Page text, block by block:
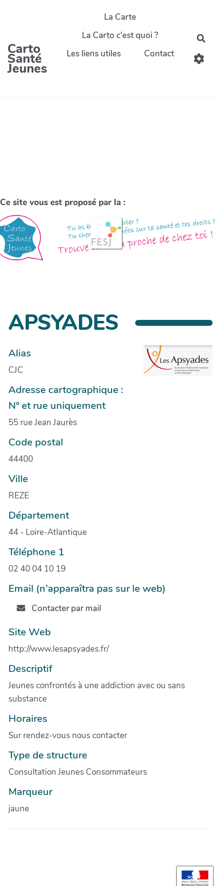
Carto
Santé
Jeunes
La Carte
La Carto c'est quoi ?
Les liens utiles
Contact
Ce site vous est proposé par la :
APSYADES
Alias
CJC
Adresse cartographique :
N° et rue uniquement
55 rue Jean Jaurès
Code postal
44400
Ville
REZE
Département
44 - Loire-Atlantique
Téléphone 1
02 40 04 10 19
Email (n’apparaîtra pas sur le web)
Contacter par mail
Site Web
http://www.lesapsyades.fr/
Descriptif
Jeunes confrontés à une addiction avec ou sans
substance
Horaires
Sur rendez-vous nous contacter
Type de structure
Consultation Jeunes Consommateurs
Marqueur
jaune